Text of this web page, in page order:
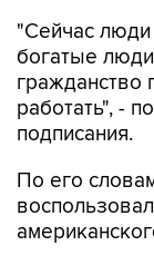
"Сейчас люди
богатые люди
гражданство
работать", -
подписания.
По его